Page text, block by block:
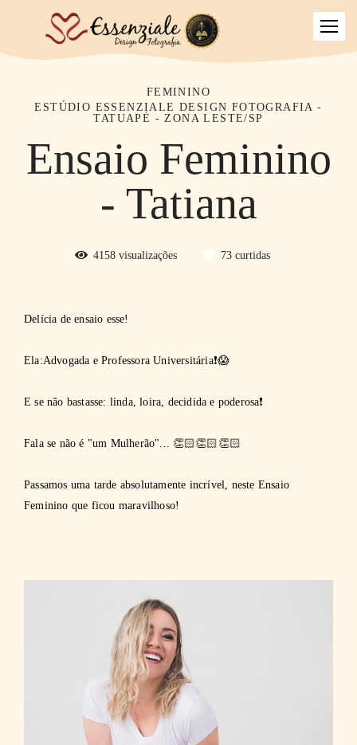
FEMININO
ESTÚDIO ESSENZIALE DESIGN FOTOGRAFIA -
TATUAPÉ - ZONA LESTE/SP
Ensaio Feminino
- Tatiana
4158 visualizações 73 curtidas
Delícia de ensaio esse!
Ela:Advogada e Professora Universitária❗😱 ⁠
E se não bastasse: linda, loira, decidida e poderosa❗⁠
Fala se não é "um Mulherão"... 👏🏻👏🏻👏🏻⁠
Passamos uma tarde absolutamente incrível, neste Ensaio
Feminino que ficou maravilhoso!